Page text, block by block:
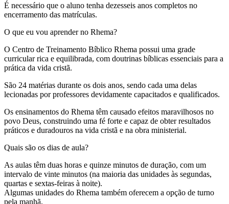
É necessário que o aluno tenha dezesseis anos completos no
encerramento das matrículas.
O que eu vou aprender no Rhema?
O Centro de Treinamento Bíblico Rhema possui uma grade
curricular rica e equilibrada, com doutrinas bíblicas essenciais para a
prática da vida cristã.
São 24 matérias durante os dois anos, sendo cada uma delas
lecionadas por professores devidamente capacitados e qualificados.
Os ensinamentos do Rhema têm causado efeitos maravilhosos no
povo Deus, construindo uma fé forte e capaz de obter resultados
práticos e duradouros na vida cristã e na obra ministerial.
Quais são os dias de aula?
As aulas têm duas horas e quinze minutos de duração, com um
intervalo de vinte minutos (na maioria das unidades às segundas,
quartas e sextas-feiras à noite).
Algumas unidades do Rhema também oferecem a opção de turno
pela manhã.